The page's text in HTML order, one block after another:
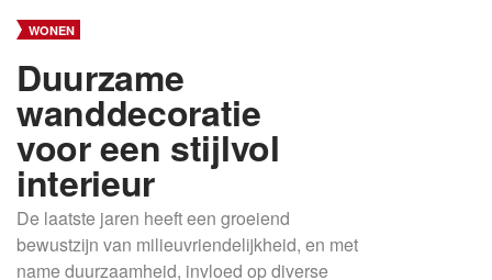
h
WONEN
Duurzame
wanddecoratie
voor een stijlvol
interieur
De laatste jaren heeft een groeiend
bewustzijn van milieuvriendelijkheid, en met
name duurzaamheid, invloed op diverse